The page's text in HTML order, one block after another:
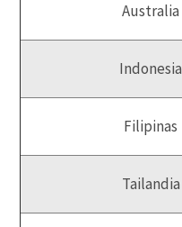
Australia
Indonesia
Filipinas
Tailandia